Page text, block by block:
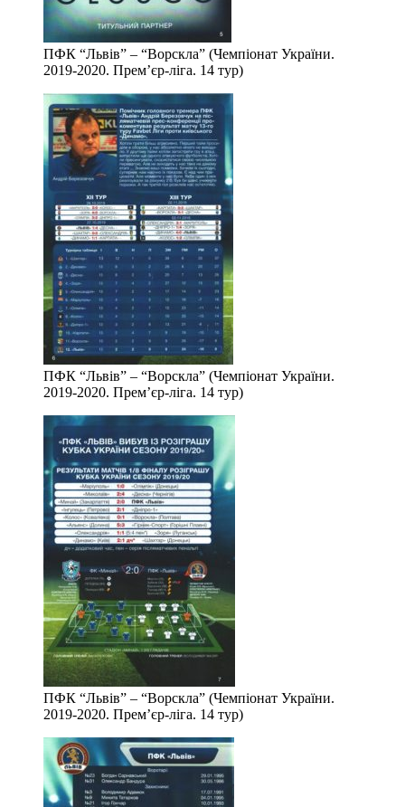
ПФК “Львів” – “Ворскла” (Чемпіонат України.
2019-2020. Прем’єр-ліга. 14 тур)
ПФК “Львів” – “Ворскла” (Чемпіонат України.
2019-2020. Прем’єр-ліга. 14 тур)
ПФК “Львів” – “Ворскла” (Чемпіонат України.
2019-2020. Прем’єр-ліга. 14 тур)